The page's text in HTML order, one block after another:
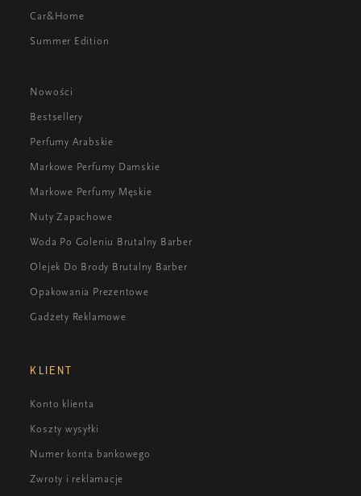
Car&Home
Summer Edition
Nowości
Bestsellery
Perfumy Arabskie
Markowe Perfumy Damskie
Markowe Perfumy Męskie
Nuty Zapachowe
Woda Po Goleniu Brutalny Barber
Olejek Do Brody Brutalny Barber
Opakowania Prezentowe
Gadżety Reklamowe
KLIENT
Konto klienta
Koszty wysyłki
Numer konta bankowego
Zwroty i reklamacje